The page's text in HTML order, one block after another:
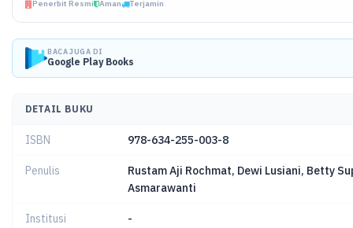
Penerbit Resmi Aman Terjamin
BACA JUGA DI
Google Play Books
DETAIL BUKU
ISBN 978-634-255-003-8
Penulis
Rustam Aji Rochmat, Dewi Lusiani, Betty
Asmarawanti
Institusi -